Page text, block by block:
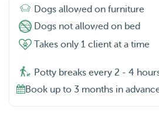
Dogs allowed on furniture
Dogs not allowed on bed
Takes only 1 client at a time
Potty breaks every 2 - 4
Book up to 3 months in